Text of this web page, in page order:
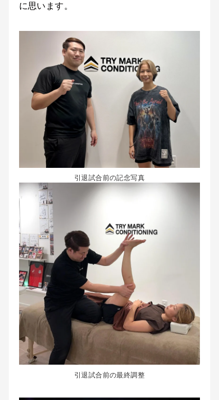
に思います。
引退試合前の記念写真
引退試合前の最終調整